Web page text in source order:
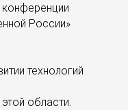
России»
технологий
области.